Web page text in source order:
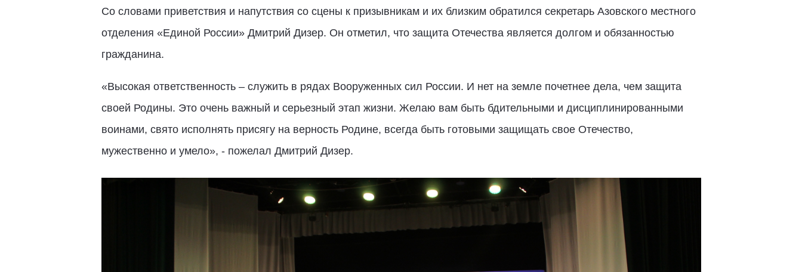
Со словами приветствия и напутствия со сцены к призывникам и их близким обратился секретарь Азовского местного
отделения «Единой России» Дмитрий Дизер. Он отметил, что защита Отечества является долгом и обязанностью
гражданина.
«Высокая ответственность – служить в рядах Вооруженных сил России. И нет на земле почетнее дела, чем защита
своей Родины. Это очень важный и серьезный этап жизни. Желаю вам быть бдительными и дисциплинированными
воинами, свято исполнять присягу на верность Родине, всегда быть готовыми защищать свое Отечество,
мужественно и умело», - пожелал Дмитрий Дизер.